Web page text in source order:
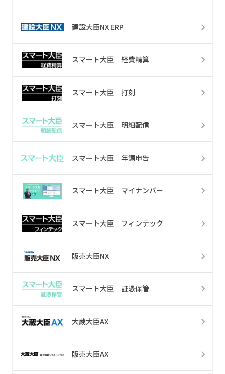
建設大臣NX ERP
スマート大臣 経費精算
スマート大臣 打刻
スマート大臣 明細配信
スマート大臣 年調申告
スマート大臣 マイナンバー
スマート大臣 フィンテック
販売大臣NX
スマート大臣 証憑保管
大蔵大臣AX
販売大臣AX